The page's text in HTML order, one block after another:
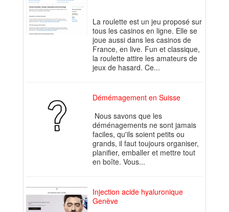
La roulette est un jeu proposé sur
tous les casinos en ligne. Elle se
joue aussi dans les casinos de
France, en live. Fun et classique,
la roulette attire les amateurs de
jeux de hasard. Ce...
Démémagement en Suisse
Nous savons que les
déménagements ne sont jamais
faciles, qu'ils soient petits ou
grands, il faut toujours organiser,
planifier, emballer et mettre tout
en boîte. Vous...
Injection acide hyaluronique
Genève